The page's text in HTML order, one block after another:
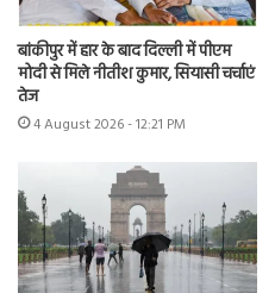
बांकीपुर में हार के बाद दिल्ली में पीएम
मोदी से मिले नीतीश कुमार, सियासी चर्चाएं
तेज
4 August 2026 - 12:21 PM